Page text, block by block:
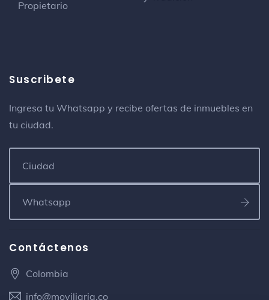
Propietario
Suscribete
Ingresa tu Whatsapp y recibe ofertas de inmuebles en
tu ciudad.
Contáctenos
Colombia
info@moviliaria.co